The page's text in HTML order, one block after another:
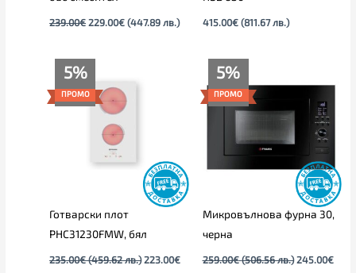
239.00€ 229.00€ (447.89 лв.) 415.00€ (811.67 лв.)
5%
ПРОМО
Готварски плот
PHC31230FMW, бял
235.00€ (459.62 лв.) 223.00€
е:
223.00€
(436.15
лв.).
5%
ПРОМО
Микровълнова фурна 30,
черна
259.00€ (506.56 лв.)
259.00€
(506.56
245.00€
е:
245.00€
(479.18